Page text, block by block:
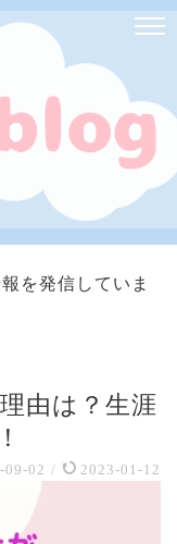
を発信していま
由は？生涯
09-02 / 2023-01-12